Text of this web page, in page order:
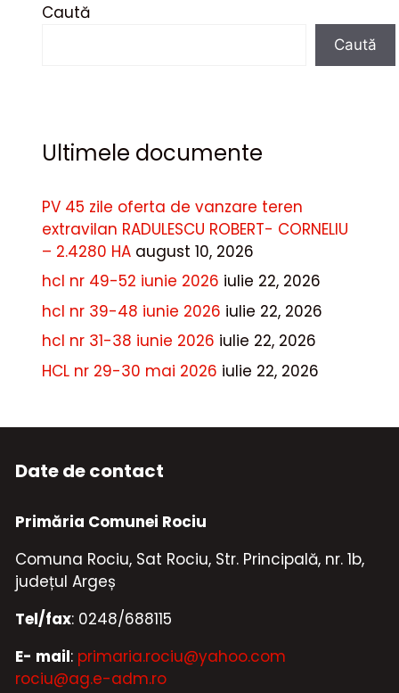
Caută
Caută
Ultimele documente
PV 45 zile oferta de vanzare teren
extravilan RADULESCU ROBERT- CORNELIU
– 2.4280 HA august 10, 2026
hcl nr 49-52 iunie 2026 iulie 22, 2026
hcl nr 39-48 iunie 2026 iulie 22, 2026
hcl nr 31-38 iunie 2026 iulie 22, 2026
HCL nr 29-30 mai 2026 iulie 22, 2026
Date de contact
Primăria Comunei Rociu
Comuna Rociu, Sat Rociu, Str. Principală, nr. 1b,
județul Argeș
Tel/fax: 0248/688115
E- mail: primaria.rociu@yahoo.com
rociu@ag.e-adm.ro